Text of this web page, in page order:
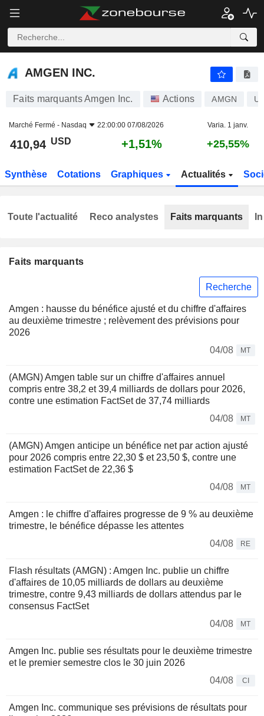
AMGEN INC.
AMGEN INC.
Faits marquants Amgen Inc. Actions AMGN
Marché Fermé - Nasdaq 22:00:00 07/08/2026 Varia. 1 janv.
410,94 USD +1,51% +25,55%
Synthèse Cotations Graphiques Actualités
Faits marquants
Recherche
Amgen : hausse du bénéfice ajusté et du chiffre d'affaires
au deuxième trimestre ; relèvement des prévisions pour
2026
04/08
MT
(AMGN) Amgen table sur un chiffre d'affaires annuel
compris entre 38,2 et 39,4 milliards de dollars pour 2026,
contre une estimation FactSet de 37,74 milliards
04/08
MT
(AMGN) Amgen anticipe un bénéfice net par action ajusté
pour 2026 compris entre 22,30 $ et 23,50 $, contre une
estimation FactSet de 22,36 $
04/08
MT
Amgen : le chiffre d'affaires progresse de 9 % au deuxième
trimestre, le bénéfice dépasse les attentes
04/08
RE
Flash résultats (AMGN) : Amgen Inc. publie un chiffre
d'affaires de 10,05 milliards de dollars au deuxième
trimestre, contre 9,43 milliards de dollars attendus par le
consensus FactSet
04/08
MT
Amgen Inc. publie ses résultats pour le deuxième trimestre
et le premier semestre clos le 30 juin 2026
04/08
CI
Amgen Inc. communique ses prévisions de résultats pour
Toute l'actualité Reco analystes Faits marquants